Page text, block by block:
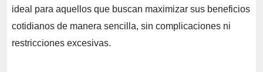
ideal para aquellos que buscan maximizar sus beneficios
cotidianos de manera sencilla, sin complicaciones ni
restricciones excesivas.